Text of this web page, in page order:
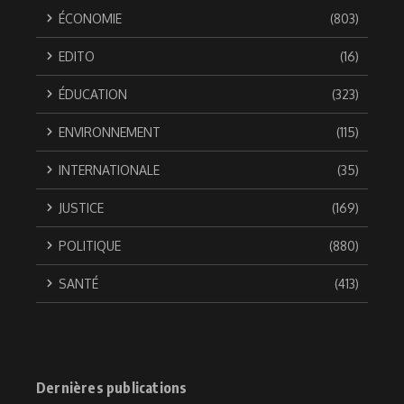
ÉCONOMIE (803)
EDITO (16)
ÉDUCATION (323)
ENVIRONNEMENT (115)
INTERNATIONALE (35)
JUSTICE (169)
POLITIQUE (880)
SANTÉ (413)
Dernières publications